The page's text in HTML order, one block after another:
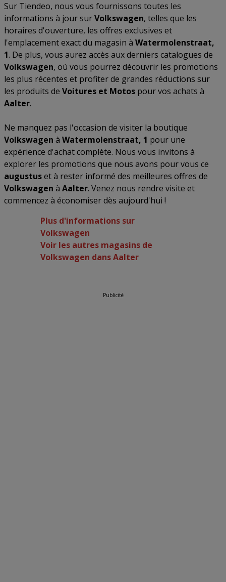
Sur Tiendeo, nous vous fournissons toutes les
informations à jour surVolkswagen, telles que les
horaires d'ouverture, les offres exclusives et
l'emplacement exact du magasin à Watermolenstraat,
1. De plus, vous aurez accès aux derniers catalogues de
Volkswagen, où vous pourrez découvrir les promotions
les plus récentes et profiter de grandes réductions sur
les produits de Voitures et Motos pour vos achats à
Aalter.
Ne manquez pas l'occasion de visiter la boutique
Volkswagen à Watermolenstraat, 1 pour une
expérience d'achat complète. Nous vous invitons à
explorer les promotions que nous avons pour vous ce
augustuset à rester informé des meilleures offres de
Volkswagen à Aalter. Venez nous rendre visite et
commencez à économiser dès aujourd'hui !
Plus d'informations sur
Volkswagen
Voir les autres magasins de
Volkswagen dans Aalter
Publicité